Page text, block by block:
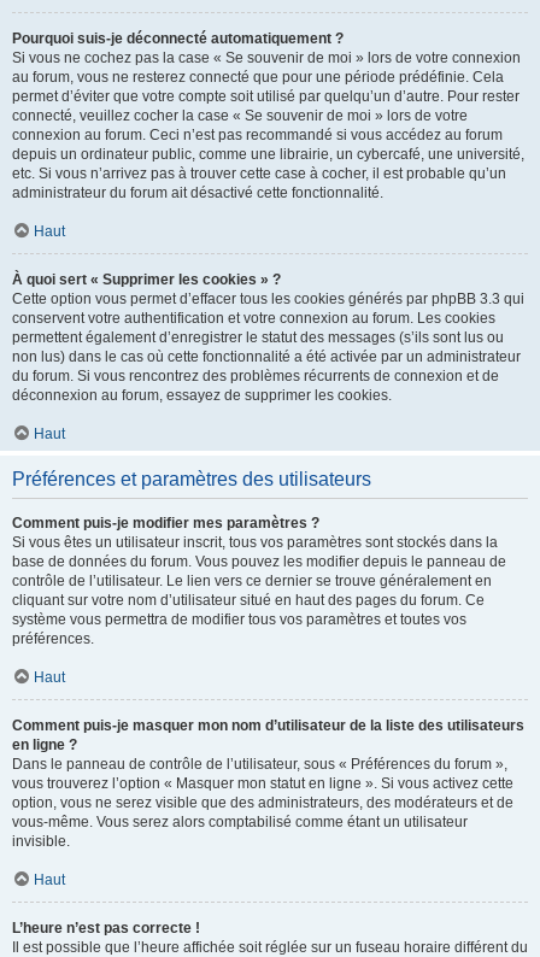
Pourquoi suis-je déconnecté automatiquement ?
Si vous ne cochez pas la case « Se souvenir de moi » lors de votre connexion
au forum, vous ne resterez connecté que pour une période prédéfinie. Cela
permet d’éviter que votre compte soit utilisé par quelqu’un d’autre. Pour rester
connecté, veuillez cocher la case « Se souvenir de moi » lors de votre
connexion au forum. Ceci n’est pas recommandé si vous accédez au forum
depuis un ordinateur public, comme une librairie, un cybercafé, une université,
etc. Si vous n’arrivez pas à trouver cette case à cocher, il est probable qu’un
administrateur du forum ait désactivé cette fonctionnalité.
Haut
À quoi sert « Supprimer les cookies » ?
Cette option vous permet d’effacer tous les cookies générés par phpBB 3.3 qui
conservent votre authentification et votre connexion au forum. Les cookies
permettent également d’enregistrer le statut des messages (s’ils sont lus ou
non lus) dans le cas où cette fonctionnalité a été activée par un administrateur
du forum. Si vous rencontrez des problèmes récurrents de connexion et de
déconnexion au forum, essayez de supprimer les cookies.
Haut
Préférences et paramètres des utilisateurs
Comment puis-je modifier mes paramètres ?
Si vous êtes un utilisateur inscrit, tous vos paramètres sont stockés dans la
base de données du forum. Vous pouvez les modifier depuis le panneau de
contrôle de l’utilisateur. Le lien vers ce dernier se trouve généralement en
cliquant sur votre nom d’utilisateur situé en haut des pages du forum. Ce
système vous permettra de modifier tous vos paramètres et toutes vos
préférences.
Haut
Comment puis-je masquer mon nom d’utilisateur de la liste des utilisateurs
en ligne ?
Dans le panneau de contrôle de l’utilisateur, sous « Préférences du forum »,
vous trouverez l’option « Masquer mon statut en ligne ». Si vous activez cette
option, vous ne serez visible que des administrateurs, des modérateurs et de
vous-même. Vous serez alors comptabilisé comme étant un utilisateur
invisible.
Haut
L’heure n’est pas correcte !
Il est possible que l’heure affichée soit réglée sur un fuseau horaire différent du